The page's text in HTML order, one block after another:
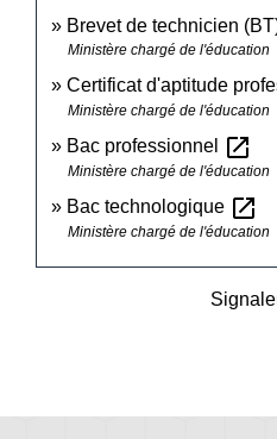
Brevet de technicien
Ministère chargé de l'éducation
Certificat d'aptitude
Ministère chargé de l'éducation
Bac professionnel open_in_new
Ministère chargé de l'éducation
Bac technologique open_in_new
Ministère chargé de l'éducation